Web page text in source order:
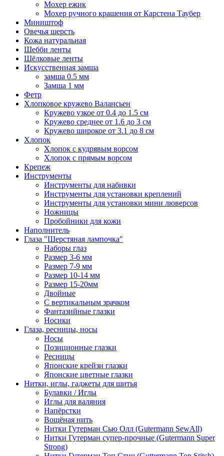
Мохер ежик
Мохер ручного крашения от Карстена Таубер
Миништоф
Овечья шерсть
Кожа натуральная
Шебби ленты
Шёлковые ленты
Искусственная замша
замша 0.5 мм
Замша 1 мм
Фетр
Хлопковое кружево Валансьен
Кружево узкое от 0.4 до 1.5 см
Кружево среднее от 1.6 до 3 см
Кружево широкое от 3.1 до 8 см
Хлопок
Хлопок с кудрявым ворсом
Хлопок с прямым ворсом
Крепеж
Инструменты
Инструменты для набивки
Инструменты для установки креплений
Инструменты для установки мини люверсов
Ножницы
Пробойники для кожи
Наполнитель
Глаза "Шерстяная лампочка"
Наборы глаз
Размер 3-6 мм
Размер 7-9 мм
Размер 10-14 мм
Размер 15-20мм
Двойные
С вертикальным зрачком
Фантазийные глазки
Носики
Глаза, ресницы, носы
Носы
Позиционные глазки
Ресницы
Японские крейзи глазки
Японские цветные глазки
Нитки, иглы, гаджеты для шитья
Булавки / Иглы
Иглы для валяния
Напёрстки
Вощёная нить
Нитки Гутерман Сью Олл (Gutermann SewAll)
Нитки Гутерман супер-прочные (Gutermann Super
Strong)